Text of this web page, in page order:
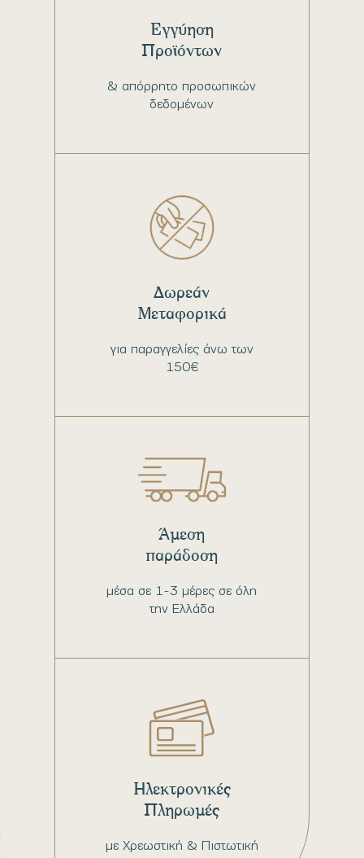
& απόρρητο προσωπικών
δεδομένων
Εγγύηση
Προϊόντων
για παραγγελίες άνω των
150€
Δωρεάν
Μεταφορικά
μέσα σε 1-3 μέρες σε όλη
την Ελλάδα
Άμεση
παράδοση
με Χρεωστική & Πιστωτική
Ηλεκτρονικές
Πληρωμές